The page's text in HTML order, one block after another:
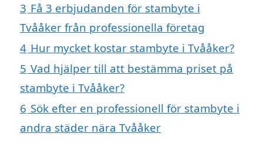
3 Få 3 erbjudanden för stambyte i
Tvååker från professionella företag
4 Hur mycket kostar stambyte i Tvååker?
5 Vad hjälper till att bestämma priset på
stambyte i Tvååker?
6 Sök efter en professionell för stambyte i
andra städer nära Tvååker